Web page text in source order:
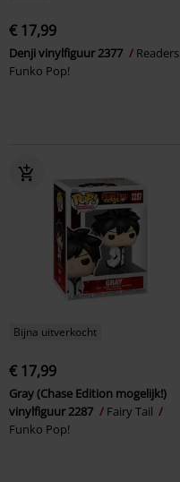
€ 17,99
Denji vinylfiguur 2377
Readers
Funko Pop!
Bijna uitverkocht
€ 17,99
Gray (Chase Edition mogelijk!)
vinylfiguur 2287
Fairy Tail
Funko Pop!